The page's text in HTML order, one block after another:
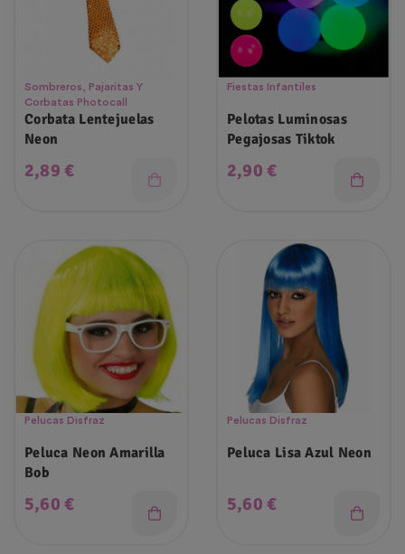
Sombreros, Pajaritas Y
Corbatas Photocall
Corbata Lentejuelas
Neon
Precio
2,89 €
Fiestas Infantiles
Pelotas Luminosas
Pegajosas Tiktok
Precio
2,90 €
Pelucas Disfraz
Peluca Neon Amarilla
Bob
Precio
5,60 €
Pelucas Disfraz
Peluca Lisa Azul Neon
Precio
5,60 €